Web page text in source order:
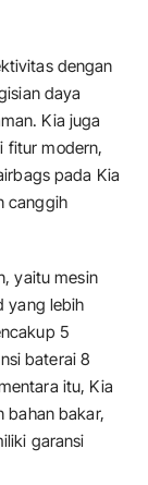
dengan
daya
Kia juga
fitur modern,
pada Kia
canggih
yaitu mesin
yang lebih
5
baterai 8
itu, Kia
bahan bakar,
garansi